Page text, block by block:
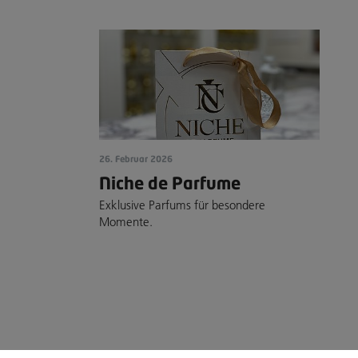
26. Februar 2026
Niche de Parfume
Exklusive Parfums für besondere
Momente.